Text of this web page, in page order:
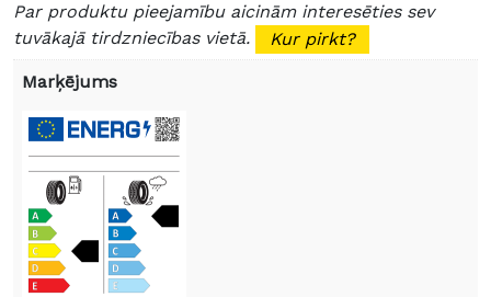
Par produktu pieejamību aicinām interesēties sev
tuvākajā tirdzniecības vietā.
Kur pirkt?
Marķējums